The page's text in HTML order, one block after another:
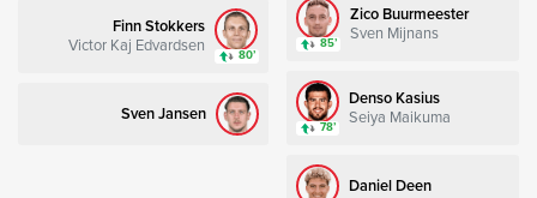
Finn Stokkers
Victor Kaj Edvardsen
80’
Sven Jansen
Zico Buurmeester
Sven Mijnans
85’
Denso Kasius
Seiya Maikuma
78’
Daniel Deen